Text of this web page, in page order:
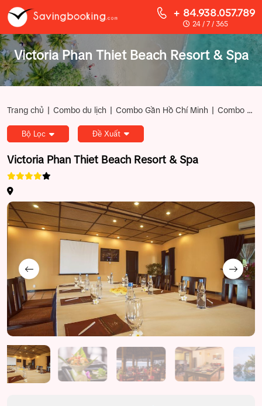
+ 84.938.057.789
24 / 7 / 365
Victoria Phan Thiet Beach Resort & Spa
Trang chủ | Combo du lịch | Combo Gần Hồ Chí Minh | Combo Phan Thiết Mũi Né
Bộ Lọc Đề Xuất
Victoria Phan Thiet Beach Resort & Spa